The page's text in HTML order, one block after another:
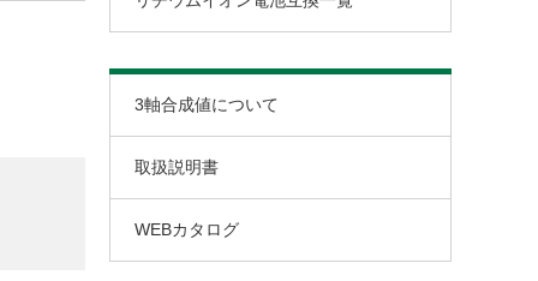
電子セーバソー
セーバソー
高速切断機
フロア用タッカ
高圧フロア用釘打機
ピン釘打機
3軸合成値について
取扱説明書
WEBカタログ